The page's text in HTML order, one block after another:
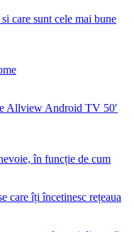
care sunt cele mai bune
Allview Android TV 50′
în funcție de cum
care îți încetinesc rețeaua